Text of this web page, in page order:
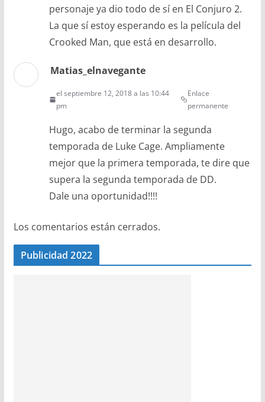
personaje ya dio todo de sí en El Conjuro 2.
La que sí estoy esperando es la película del
Crooked Man, que está en desarrollo.
Matias_elnavegante
el septiembre 12, 2018 a las 10:44
pm
Enlace
permanente
Hugo, acabo de terminar la segunda
temporada de Luke Cage. Ampliamente
mejor que la primera temporada, te dire que
supera la segunda temporada de DD.
Dale una oportunidad!!!!
Los comentarios están cerrados.
Publicidad 2022